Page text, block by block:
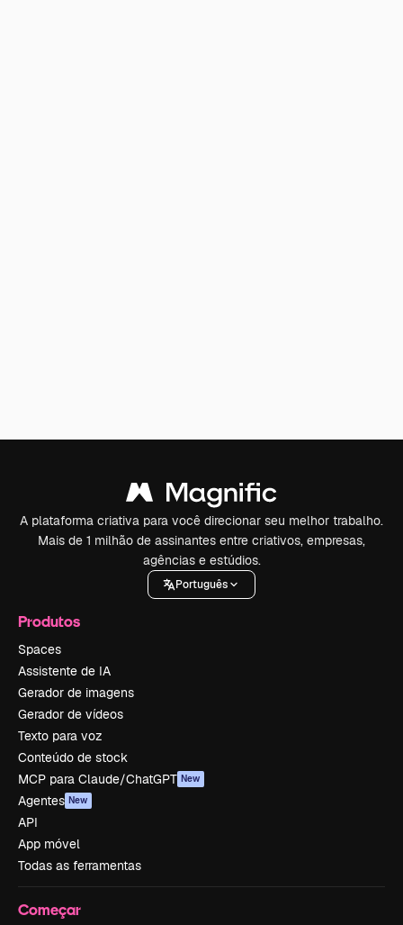
A plataforma criativa para você direcionar seu melhor trabalho.
Mais de 1 milhão de assinantes entre criativos, empresas,
agências e estúdios.
Português
Produtos
Spaces
Assistente de IA
Gerador de imagens
Gerador de vídeos
Texto para voz
Conteúdo de stock
MCP para Claude/ChatGPT New
Agentes New
API
App móvel
Todas as ferramentas
Começar